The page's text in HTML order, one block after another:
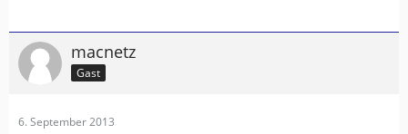
macnetz
Gast
6. September 2013